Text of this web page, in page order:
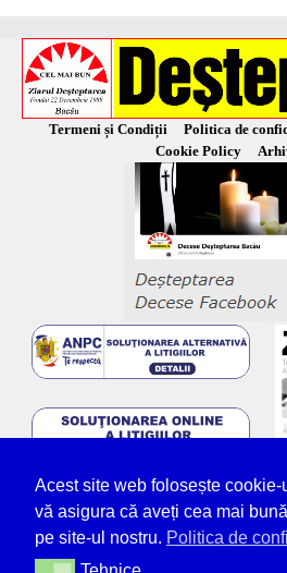
Termeni și Condiții Politica de
Cookie Policy
Acest site web folosește cookie-
vă asigura că aveți cea mai
pe site-ul nostru. Politica de